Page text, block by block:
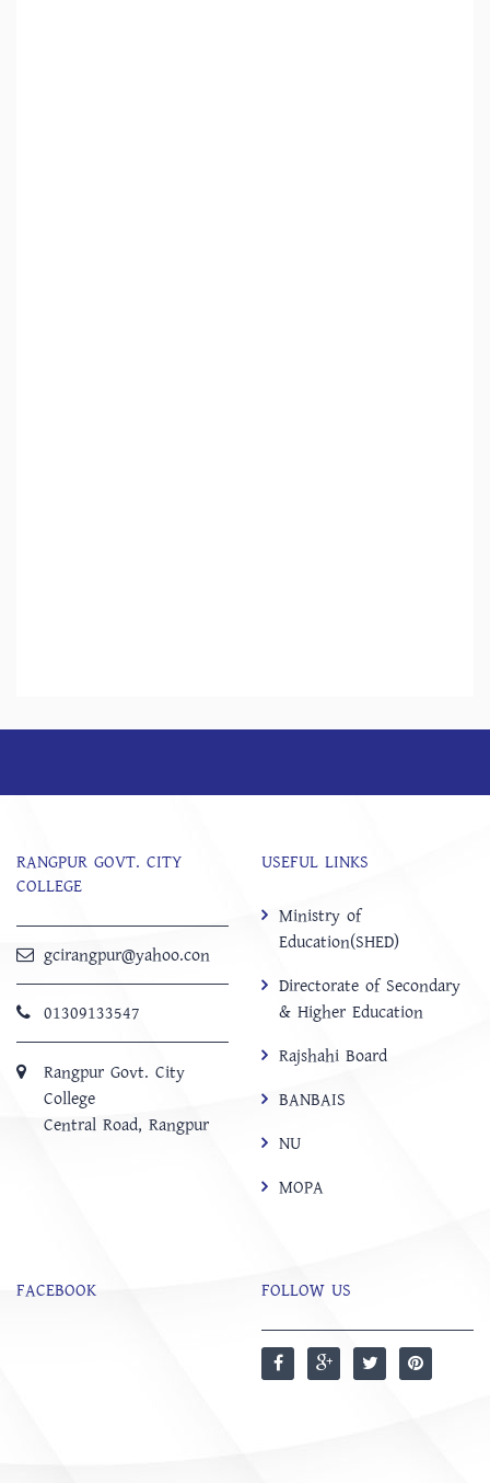
RANGPUR GOVT. CITY
COLLEGE
gcirangpur@yahoo.con
01309133547
Rangpur Govt. City
College
Central Road, Rangpur
USEFUL LINKS
Ministry of
Education(SHED)
Directorate of Secondary
& Higher Education
Rajshahi Board
BANBAIS
NU
MOPA
FACEBOOK FOLLOW US